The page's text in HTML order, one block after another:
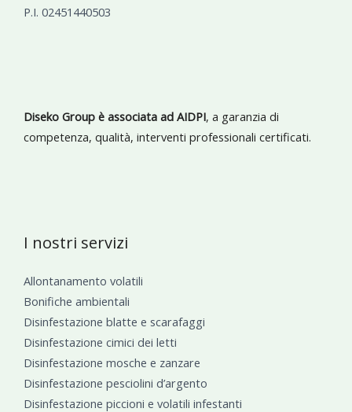
P.I. 02451440503
Diseko Group è associata ad AIDPI, a garanzia di
competenza, qualità, interventi professionali certificati.
I nostri servizi
Allontanamento volatili
Bonifiche ambientali
Disinfestazione blatte e scarafaggi
Disinfestazione cimici dei letti
Disinfestazione mosche e zanzare
Disinfestazione pesciolini d’argento
Disinfestazione piccioni e volatili infestanti